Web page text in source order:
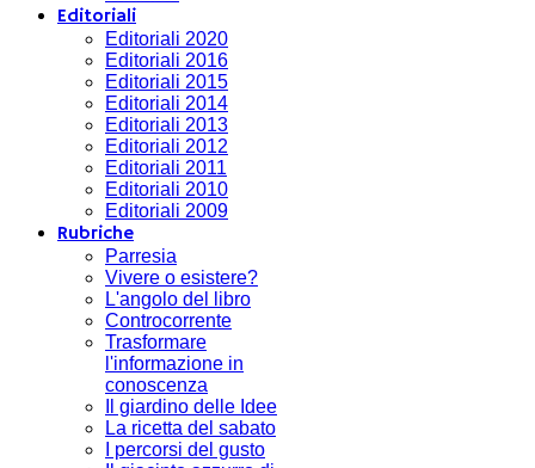
Editoriali
Editoriali 2020
Editoriali 2016
Editoriali 2015
Editoriali 2014
Editoriali 2013
Editoriali 2012
Editoriali 2011
Editoriali 2010
Editoriali 2009
Rubriche
Parresia
Vivere o esistere?
L'angolo del libro
Controcorrente
Trasformare
l'informazione in
conoscenza
Il giardino delle Idee
La ricetta del sabato
I percorsi del gusto